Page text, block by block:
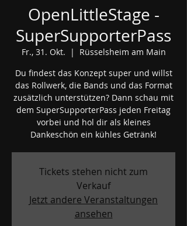
OpenLittleStage -
SuperSupporterPass
Fr., 31. Okt.
  |
Rüsselsheim am Main
Du findest das Konzept super und willst
das Rollwerk, die Bands und das Format
zusätzlich unterstützen? Dann schau mit
dem SuperSupporterPass jeden Freitag
vorbei und hol dir als kleines
Dankeschön ein kühles Getränk!
Tickets stehen nicht zum
Verkauf
Jetzt andere Veranstaltungen
ansehen